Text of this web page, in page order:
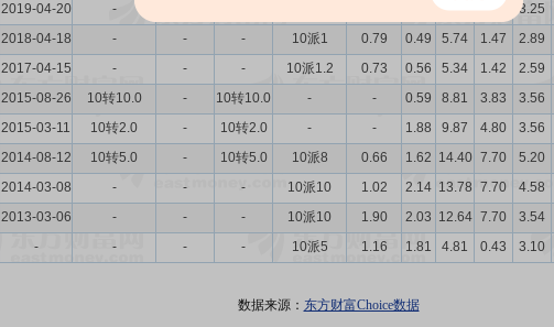
2019-04-20 - 6.16 1.49 3.25
2018-04-18 - - - 10派1 0.79 0.49 5.74 1.47 2.89
2017-04-15 - - - 10派1.2 0.73 0.56 5.34 1.42 2.59
2015-08-26 10转10.0 - 10转10.0 - - 0.59 8.81 3.83 3.56
2015-03-11 10转2.0 - 10转2.0 - - 1.88 9.87 4.80 3.56
2014-08-12 10转5.0 - 10转5.0 10派8 0.66 1.62 14.40 7.70 5.20
2014-03-08 - - - 10派10 1.02 2.14 13.78 7.70 4.58
2013-03-06 - - - 10派10 1.90 2.03 12.64 7.70 3.54
- - - - 10派5 1.16 1.81 4.81 0.43 3.10
数据来源： 东方财富Choice数据